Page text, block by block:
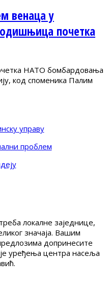
венаца у
почетка
НАТО бомбардовања
код споменика Палим
управу
проблем
локалне заједнице,
значаја. Вашим
допринесите
уређења центра насеља